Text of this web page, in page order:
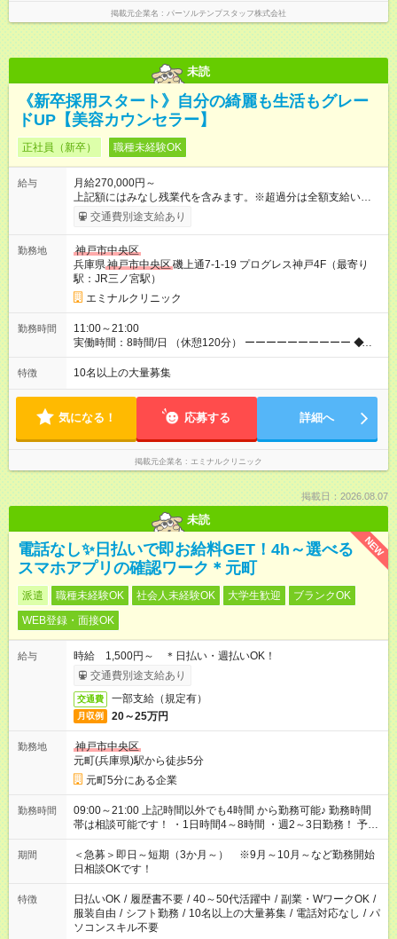
掲載元企業名 パーソルテンプスタッフ株式会社
未読
《新卒採用スタート》自分の綺麗も生活もグレー
ドUP【美容カウンセラー】
正社員（新卒） 職種未経験OK
給与
月給270,000円～
上記額にはみなし残業代を含みます。※超過分は全額支給いたし
ます。 みなし残業代 36,700円／月 みなし残業時間 23時間／月
◆インセンティブを支給◆ 頑張りに応じて、インセンティブ（業
【年収800万円】を記録している先輩社員も在籍しています。
【試用期間】試用期間あり 試用期間の長さ：6ヶ月 ※ 雇用形態
と給与に、本採用時と異なる部分があります。 雇用形態：中途
採用（契約社員） 給与：月給 260,000円以上 上記額にはみなし
残業代を含みます。※超過分は全額支給いたします。 みなし残
業代 35,400円／月 みなし残業時間 23時間／月
交通費別途支給あり
勤務地
神戸市中央区
兵庫県神戸市中央区磯上通7-1-19 プログレス神戸4F（最寄り
駅：JR三ノ宮駅）
エミナルクリニック
勤務時間
11:00～21:00
実働時間：8時間/日 （休憩120分） ーーーーーーーーーー ◆残
業少なめ＆通勤も楽々◆ ーーーーーーーーーー 始業時間は11時
とゆっくりなので、通勤ラッシュの中出社する大変さはありま
生活との両立が叶います。
特徴 10名以上の大量募集
気になる！ 応募する 詳細へ
掲載元企業名 エミナルクリニック
掲載日：2026.08.07
未読
NEW
電話なし✨日払いで即お給料GET！4h～選べる
スマホアプリの確認ワーク＊元町
派遣 職種未経験OK 社会人未経験OK 大学生歓迎
ブランクOK
WEB登録・面接OK
給与
時給 1,500円～ ＊日払い・週払いOK！
交通費別途支給あり
交通費 一部支給（規定有）
月収例 20～25万円
勤務地
神戸市中央区
元町(兵庫県)駅から徒歩5分
元町5分にある企業
勤務時間
09:00～21:00 上記時間以外でも4時間 から勤務可能♪ 勤務時間
帯は相談可能です！ ・1日時間4～8時間 ・週2～3日勤務！ 予定
のない日だけの勤務もOK☆ 未経験でも始められる高時給のお仕
事も多数！ ※お仕事により異なります。
期間
＜急募＞即日～短期（3か月～） ※9月～10月～など勤務開始
日相談OKです！
特徴 日払いOK / 履歴書不要 / 40～50代活躍中 / 副業・WワークOK /
服装自由 / シフト勤務 / 10名以上の大量募集 / 電話対応なし / パ
ソコンスキル不要